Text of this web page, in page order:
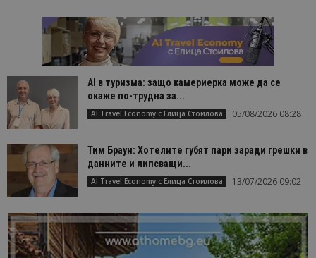
AI в туризма: защо камериерка може да се
окаже по-трудна за...
AI Travel Economy с Елица Стоилова 05/08/2026 08:28
Тим Браун: Хотелите губят пари заради грешки в
данните и липсващи...
AI Travel Economy с Елица Стоилова 13/07/2026 09:02